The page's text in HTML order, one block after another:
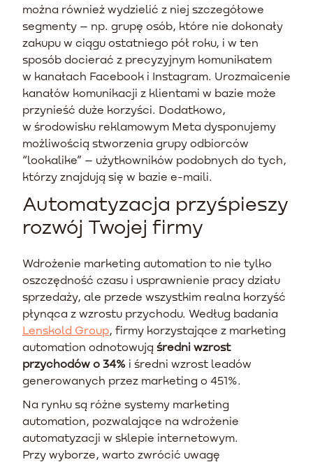
można również wydzielić z niej szczegółowe
segmenty – np. grupę osób, które nie dokonały
zakupu w ciągu ostatniego pół roku, i w ten
sposób docierać z precyzyjnym komunikatem
w kanałach Facebook i Instagram. Urozmaicenie
kanałów komunikacji z klientami w bazie może
przynieść duże korzyści. Dodatkowo,
w środowisku reklamowym Meta dysponujemy
możliwością stworzenia grupy odbiorców
“lookalike” – użytkowników podobnych do tych,
którzy znajdują się w bazie e-maili.
Automatyzacja przyśpieszy
rozwój Twojej firmy
Wdrożenie marketing automation to nie tylko
oszczędność czasu i usprawnienie pracy działu
sprzedaży, ale przede wszystkim realna korzyść
płynąca z wzrostu przychodu. Według badania
Lenskold Group, firmy korzystające z marketing
automation odnotowują średni wzrost
przychodów o 34% i średni wzrost leadów
generowanych przez marketing o 451%.
Na rynku są różne systemy marketing
automation, pozwalające na wdrożenie
automatyzacji w sklepie internetowym.
Przy wyborze, warto zwrócić uwagę